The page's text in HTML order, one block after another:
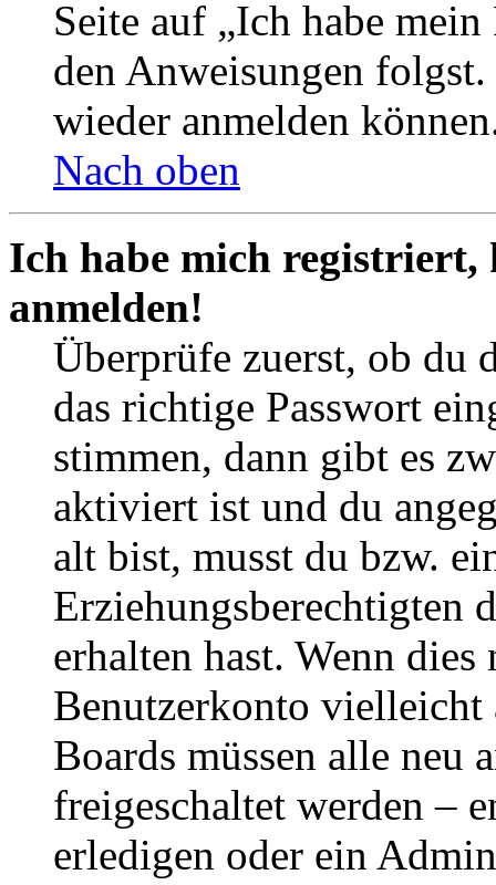
Seite auf „Ich habe
den Anweisungen
wieder anmelden
Nach oben
Ich habe mich
anmelden!
Überprüfe zuerst, ob du
das richtige Passwort
stimmen, dann gibt es
aktiviert ist und du
alt bist, musst du bzw.
Erziehungsberechtigten
erhalten hast. Wenn
Benutzerkonto
Boards müssen alle neu
freigeschaltet werden –
erledigen oder ein